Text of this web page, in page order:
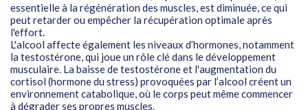
essentielle à la régénération des muscles, est diminuée, ce qui
peut retarder ou empêcher la récupération optimale après
l'effort.
L'alcool affecte également les niveaux d’hormones, notamment
la testostérone, qui joue un rôle clé dans le développement
musculaire. La baisse de testostérone et l'augmentation du
cortisol (hormone du stress) provoquées par l’alcool créent un
environnement catabolique, où le corps peut même commencer
à dégrader ses propres muscles.